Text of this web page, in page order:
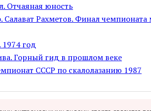
Отчаяная юность
Салават Рахметов. Финал
год
Горный гид в прошлом веке
СССР по скалолазанию 1987